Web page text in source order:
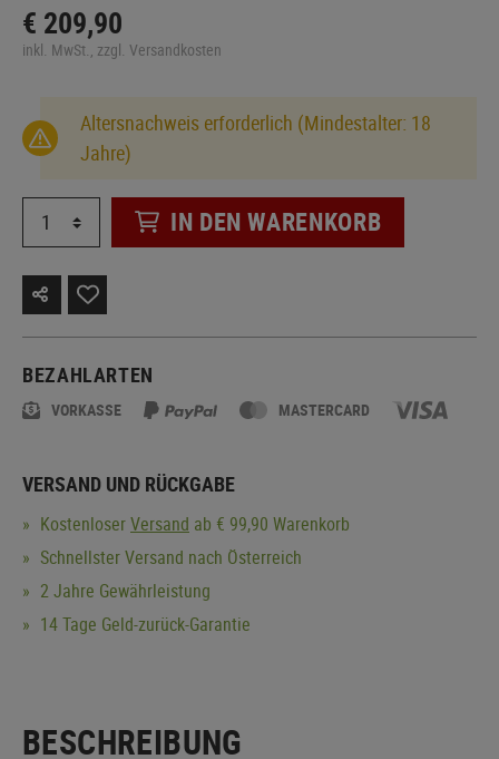
€ 209,90
inkl. MwSt., zzgl. Versandkosten
Altersnachweis erforderlich (Mindestalter: 18
Jahre)
IN DEN WARENKORB
BEZAHLARTEN
VORKASSE MASTERCARD
VERSAND UND RÜCKGABE
KostenloserVersand ab € 99,90 Warenkorb
Schnellster Versand nach Österreich
2 Jahre Gewährleistung
14 Tage Geld-zurück-Garantie
BESCHREIBUNG